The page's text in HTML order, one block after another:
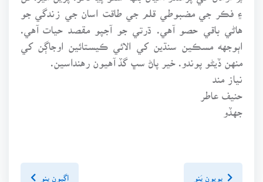
۽ فڪر جي مضبوطي قلم جي طاقت اسان جي زندگي جو
هاڻي باقي حصو آهي. ڌرتي جو آجپو مقصد حيات آهي.
اٻوجهه مسڪين سنڌين کي الائي ڪيستائين اوجاڳن کي
منهن ڏيڻو پوندو. خير پاڻ سڀ گڏ آهيون رهنداسين.
نياز مند
حنيف عاطر
جهڏو
اڳيون پنو